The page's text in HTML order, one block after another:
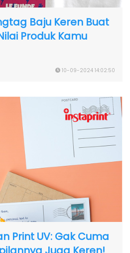
Baju Keren Buat
Produk Kamu
10-09-2024 14:02:50
Print UV: Gak Cuma